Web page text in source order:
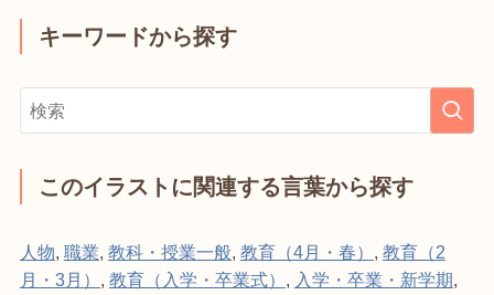
キーワードから探す
このイラストに関連する言葉から探す
人物 職業 教科・授業一般, 教育（4月・春）
教育（2
月・3月）
教育（入学・卒業式） 入学・卒業・新学期